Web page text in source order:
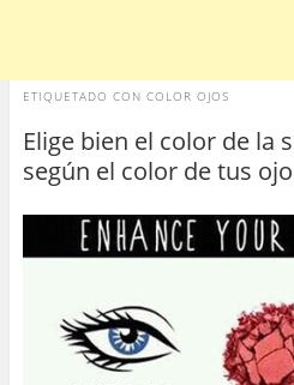
ETIQUETADO CON COLOR OJOS
Elige bien el color de la
según el color de tus